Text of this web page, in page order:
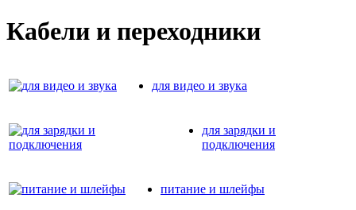
Кабели и переходники
для видео и звука
для зарядки и
подключения
питание и шлейфы